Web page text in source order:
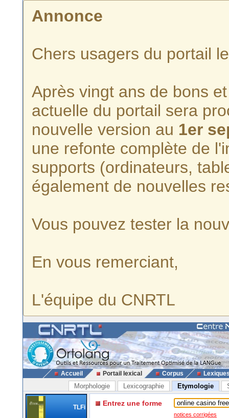
Annonce
Chers usagers du portail
Après vingt ans de bons
actuelle du portail sera
nouvelle version au 1er
une refonte complète de
supports (ordinateurs,
également de nouvelles
Vous pouvez tester la
En vous remerciant,
L'équipe du CNRTL
Accueil Portail lexical Corpus
Morphologie Lexicographie Etymologie
TLFi Entrez une forme
notices corrigées